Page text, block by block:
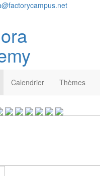
Calendrier Thèmes